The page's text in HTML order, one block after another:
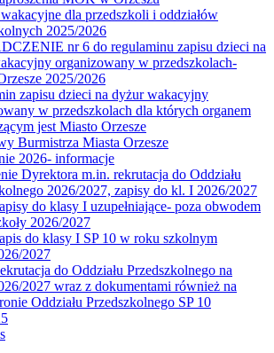
dla przedszkoli i oddziałów
2025/2026
nr 6 do regulaminu zapisu dzieci na
organizowany w przedszkolach-
2025/2026
zapisu dzieci na dyżur wakacyjny
w przedszkolach dla których organem
jest Miasto Orzesze
Burmistrza Miasta Orzesze
2026- informacje
Dyrektora m.in. rekrutacja do Oddziału
2026/2027, zapisy do kl. I 2026/2027
do klasy I uzupełniające- poza obwodem
2026/2027
do klasy I SP 10 w roku szkolnym
2027
do Oddziału Przedszkolnego na
2027 wraz z dokumentami również na
Oddziału Przedszkolnego SP 10